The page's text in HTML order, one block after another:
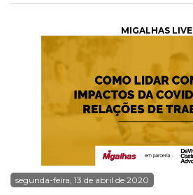
MIGALHAS LIVE
segunda-feira, 13 de abril de 2020